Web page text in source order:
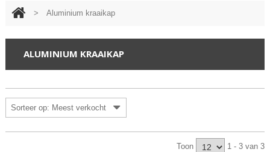
> Aluminium kraaikap
ALUMINIUM KRAAIKAP
Sorteer op: Meest verkocht
Toon 1 - 3 van 3